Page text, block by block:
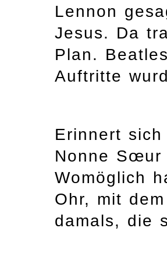
Lennon
Jesus. Da
Plan.
Auftritte
Erinnert
Nonne Sœur
Womöglich
Ohr, mit
damals, die